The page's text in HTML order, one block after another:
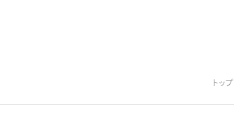
トップ